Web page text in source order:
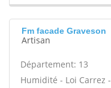
Fm facade Graveson
Artisan
Département: 13
Humidité - Loi Carrez -